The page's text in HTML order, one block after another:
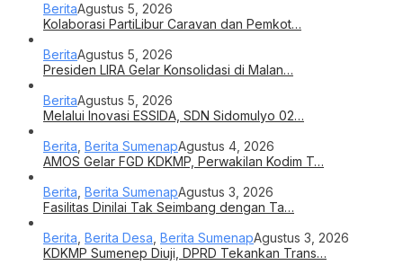
BeritaAgustus 5, 2026
Kolaborasi PartiLibur Caravan dan Pemkot…
BeritaAgustus 5, 2026
Presiden LIRA Gelar Konsolidasi di Malan…
BeritaAgustus 5, 2026
Melalui Inovasi ESSIDA, SDN Sidomulyo 02…
Berita Berita SumenapAgustus 4, 2026
AMOS Gelar FGD KDKMP, Perwakilan Kodim T…
Berita Berita SumenapAgustus 3, 2026
Fasilitas Dinilai Tak Seimbang dengan Ta…
Berita Berita Desa Berita SumenapAgustus 3, 2026
KDKMP Sumenep Diuji, DPRD Tekankan Trans…